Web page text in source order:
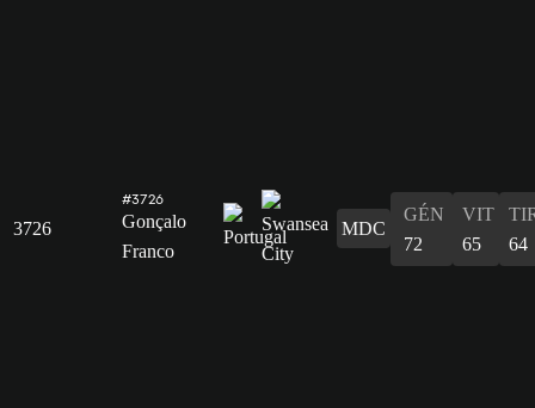
3726
#3726
Gonçalo
Franco
MDC
GÉN
72
VIT
65
64